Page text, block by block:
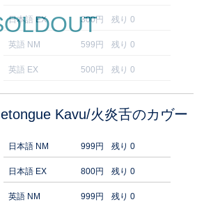
日本語 EX 300円 残り 0
英語 NM 599円 残り 0
英語 EX 500円 残り 0
Kavu/火炎舌のカヴー
日本語 NM 999円 残り 0
日本語 EX 800円 残り 0
英語 NM 999円 残り 0